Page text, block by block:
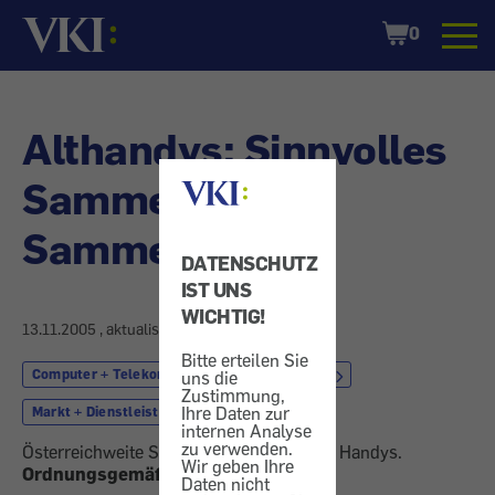
DATENSCHUTZ
IST UNS
WICHTIG!
Bitte erteilen Sie
uns die
Zustimmung,
Ihre Daten zur
internen Analyse
zu verwenden.
Wir geben Ihre
Daten nicht
Startseite
Shopping
Cart
0
Althandys: Sinnvolles
Sammeln -
Sammelaktion
13.11.2005 , aktualisiert am21.11.2005
Computer + Telekom Akku
Markt + Dienstleistung Müll
Österreichweite Sammelaktion von alten Handys.
Ordnungsgemäße Entsorgung